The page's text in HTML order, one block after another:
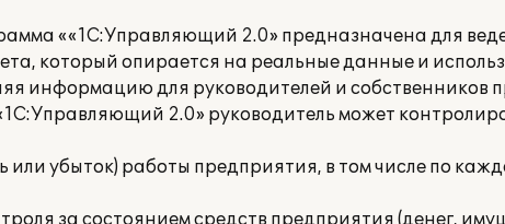
««1С:Управляющий 2.0» предназначена для
который опирается на реальные данные и
информацию для руководителей и собственников
2.0» руководитель может
убыток) работы предприятия, в том числе по
за состоянием средств предприятия (денег,